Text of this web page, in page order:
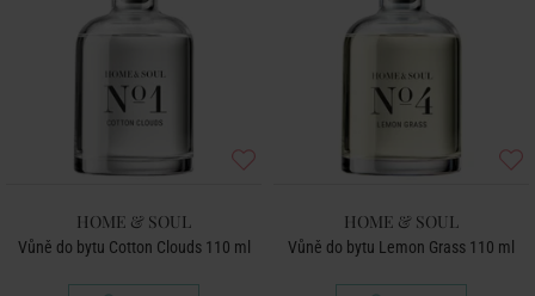
HOME & SOUL
Vůně do bytu Cotton Clouds 110 ml
HOME & SOUL
Vůně do bytu Lemon Grass 110 ml